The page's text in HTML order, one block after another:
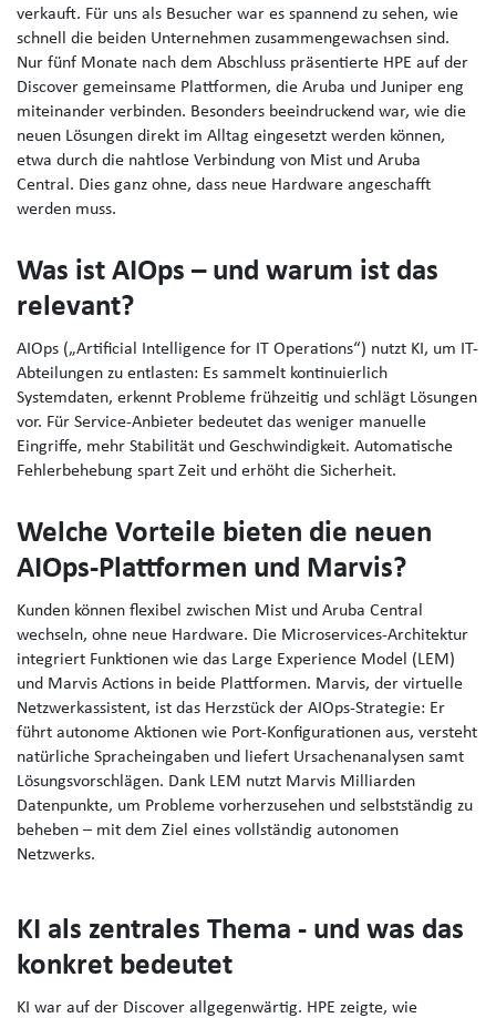
verkauft. Für uns als Besucher war es spannend zu sehen, wie
schnell die beiden Unternehmen zusammengewachsen sind.
Nur fünf Monate nach dem Abschluss präsentierte HPE auf der
Discover gemeinsame Plattformen, die Aruba und Juniper eng
miteinander verbinden. Besonders beeindruckend war, wie die
neuen Lösungen direkt im Alltag eingesetzt werden können,
etwa durch die nahtlose Verbindung von Mist und Aruba
Central. Dies ganz ohne, dass neue Hardware angeschafft
werden muss.
Was ist AIOps – und warum ist das
relevant?
AIOps („Artificial Intelligence for IT Operations“) nutzt KI, um IT-
Abteilungen zu entlasten: Es sammelt kontinuierlich
Systemdaten, erkennt Probleme frühzeitig und schlägt Lösungen
vor. Für Service-Anbieter bedeutet das weniger manuelle
Eingriffe, mehr Stabilität und Geschwindigkeit. Automatische
Fehlerbehebung spart Zeit und erhöht die Sicherheit.
Welche Vorteile bieten die neuen
AIOps-Plattformen und Marvis?
Kunden können flexibel zwischen Mist und Aruba Central
wechseln, ohne neue Hardware. Die Microservices-Architektur
integriert Funktionen wie das Large Experience Model (LEM)
und Marvis Actions in beide Plattformen. Marvis, der virtuelle
Netzwerkassistent, ist das Herzstück der AIOps-Strategie: Er
führt autonome Aktionen wie Port-Konfigurationen aus, versteht
natürliche Spracheingaben und liefert Ursachenanalysen samt
Lösungsvorschlägen. Dank LEM nutzt Marvis Milliarden
Datenpunkte, um Probleme vorherzusehen und selbstständig zu
beheben – mit dem Ziel eines vollständig autonomen
Netzwerks.
KI als zentrales Thema - und was das
konkret bedeutet
KI war auf der Discover allgegenwärtig. HPE zeigte, wie